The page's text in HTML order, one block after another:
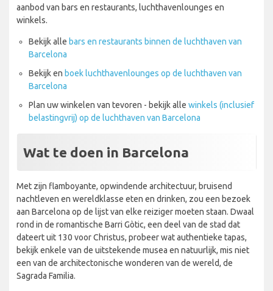
aanbod van bars en restaurants, luchthavenlounges en
winkels.
Bekijk alle bars en restaurants binnen de luchthaven van
Barcelona
Bekijk en boek luchthavenlounges op de luchthaven van
Barcelona
Plan uw winkelen van tevoren - bekijk alle winkels (inclusief
belastingvrij) op de luchthaven van Barcelona
Wat te doen in Barcelona
Met zijn flamboyante, opwindende architectuur, bruisend
nachtleven en wereldklasse eten en drinken, zou een bezoek
aan Barcelona op de lijst van elke reiziger moeten staan. Dwaal
rond in de romantische Barri Gòtic, een deel van de stad dat
dateert uit 130 voor Christus, probeer wat authentieke tapas,
bekijk enkele van de uitstekende musea en natuurlijk, mis niet
een van de architectonische wonderen van de wereld, de
Sagrada Familia.